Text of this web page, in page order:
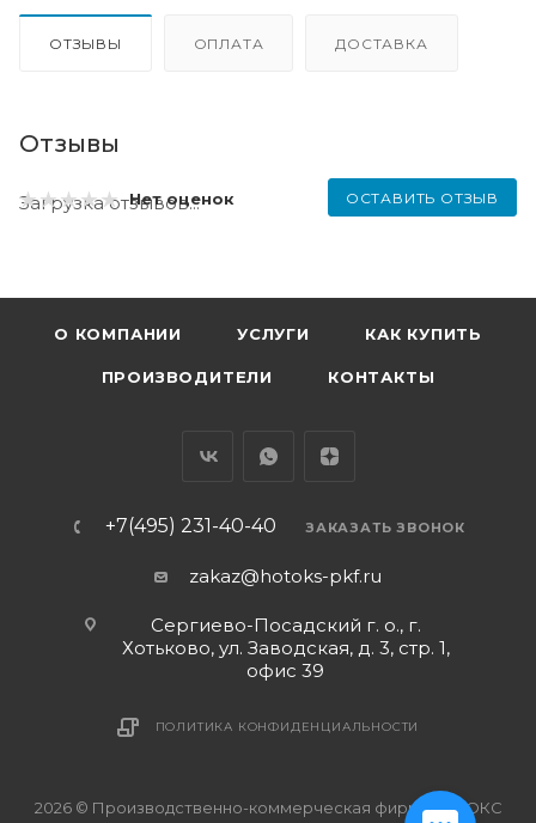
ОТЗЫВЫ ОПЛАТА ДОСТАВКА
Отзывы
Нет оценок ОСТАВИТЬ ОТЗЫВ
Загрузка отзывов...
О КОМПАНИИ УСЛУГИ КАК КУПИТЬ
ПРОИЗВОДИТЕЛИ КОНТАКТЫ
+7(495) 231-40-40 ЗАКАЗАТЬ ЗВОНОК
zakaz@hotoks-pkf.ru
Сергиево-Посадский г. о., г.
Хотьково, ул. Заводская, д. 3, стр. 1,
офис 39
ПОЛИТИКА КОНФИДЕНЦИАЛЬНОСТИ
2026 © Производственно-коммерческая фирма ХОТОКС